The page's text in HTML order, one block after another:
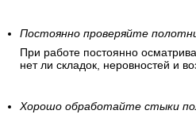
Постоянно проверяйте
При работе постоянно
нет ли складок, неровностей и
Хорошо обработайте стыки